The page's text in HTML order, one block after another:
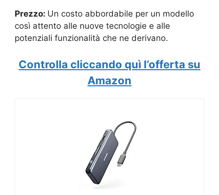
Prezzo: Un costo abbordabile per un modello
così attento alle nuove tecnologie e alle
potenziali funzionalità che ne derivano.
Controlla cliccando quì l’offerta su
Amazon